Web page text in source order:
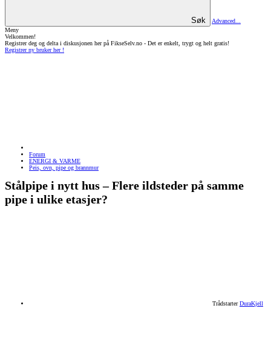
Søk
Advanced...
Meny
Velkommen!
Registrer deg og delta i diskusjonen her på FikseSelv.no - Det er enkelt, trygt og helt gratis!
Registrer ny bruker her !
Forum
ENERGI & VARME
Peis, ovn, pipe og brannmur
Stålpipe i nytt hus – Flere ildsteder på samme
pipe i ulike etasjer?
Trådstarter DuraKjell